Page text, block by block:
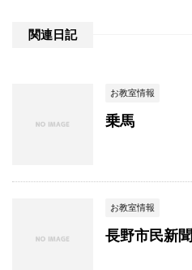
関連日記
お教室情報
乗馬
お教室情報
長野市民新聞